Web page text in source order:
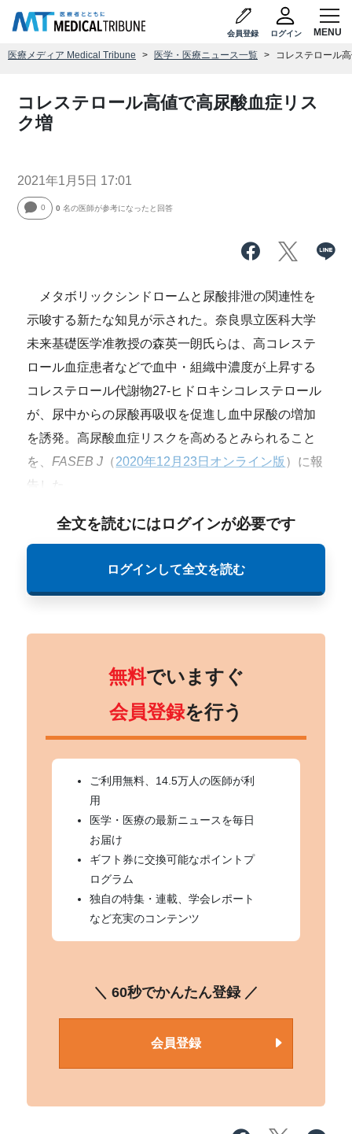
会員登録 ログイン
医療メディア Medical Tribune 医学・医療ニュース一覧 コレステロール
コレステロール高値で高尿酸血症リス
ク増
2021年1月5日 17:01
0 0 名の医師が参考になったと回答
メタボリックシンドロームと尿酸排泄の関連性を
示唆する新たな知見が示された。奈良県立医科大学
未来基礎医学准教授の森英一朗氏らは、高コレステ
ロール血症患者などで血中・組織中濃度が上昇する
コレステロール代謝物27‐ヒドロキシコレステロール
が、尿中からの尿酸再吸収を促進し血中尿酸の増加
を誘発。高尿酸血症リスクを高めるとみられること
を、 FASEB J （2020年12月23日オンライン版 ）に報
告した。
全文を読むにはログインが必要です
ログインして全文を読む
無料でいますぐ
会員登録を行う
ご利用無料、14.5万人の医師が利
用
医学・医療の最新ニュースを毎日
お届け
ギフト券に交換可能なポイントプ
ログラム
独自の特集・連載、学会レポート
など充実のコンテンツ
＼ 60秒でかんたん登録 ／
会員登録